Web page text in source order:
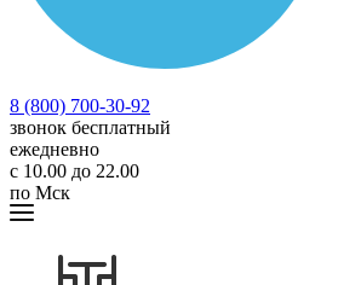
8 (800) 700-30-92
звонок бесплатный
ежедневно
с 10.00 до 22.00
по Мск